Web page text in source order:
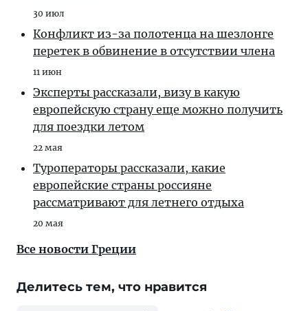
30 июл
Конфликт из-за полотенца на шезлонге
перетек в обвинение в отсутствии члена
11 июн
Эксперты рассказали, визу в какую
европейскую страну еще можно получить
для поездки летом
22 мая
Туроператоры рассказали, какие
европейские страны россияне
рассматривают для летнего отдыха
20 мая
Все новости Греции
Делитесь тем, что нравится